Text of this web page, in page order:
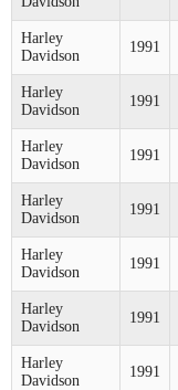
Harley
Davidson
1991
Harley
Davidson
1991
Harley
Davidson
1991
Harley
Davidson
1991
Harley
Davidson
1991
Harley
Davidson
1991
Harley
Davidson
1991